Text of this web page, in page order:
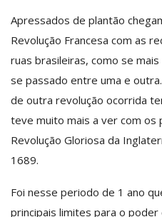
Apressados de plantão
Revolução Francesa com as
ruas brasileiras, como se
se passado entre uma e
de outra revolução ocorrida
teve muito mais a ver com os
Revolução Gloriosa da
1689.
Foi nesse periodo de 1 ano
principais limites para o